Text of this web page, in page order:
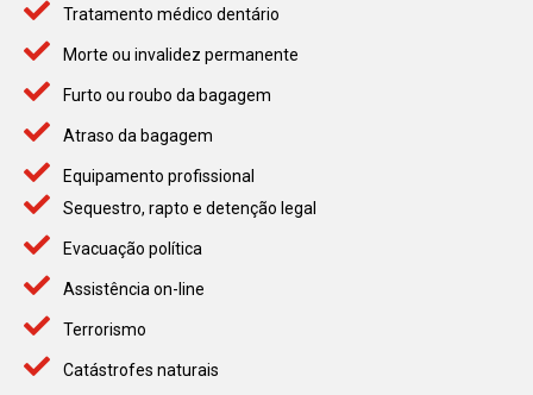
Tratamento médico dentário
Morte ou invalidez permanente
Furto ou roubo da bagagem
Atraso da bagagem
Equipamento profissional
Sequestro, rapto e detenção legal
Evacuação política
Assistência on-line
Terrorismo
Catástrofes naturais